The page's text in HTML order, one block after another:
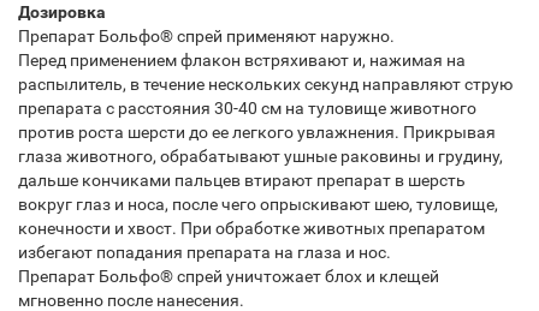
Дозировка
Препарат Больфо® спрей применяют наружно.
Перед применением флакон встряхивают и, нажимая на
распылитель, в течение нескольких секунд направляют струю
препарата с расстояния 30-40 см на туловище животного
против роста шерсти до ее легкого увлажнения. Прикрывая
глаза животного, обрабатывают ушные раковины и грудину,
дальше кончиками пальцев втирают препарат в шерсть
вокруг глаз и носа, после чего опрыскивают шею, туловище,
конечности и хвост. При обработке животных препаратом
избегают попадания препарата на глаза и нос.
Препарат Больфо® спрей уничтожает блох и клещей
мгновенно после нанесения.